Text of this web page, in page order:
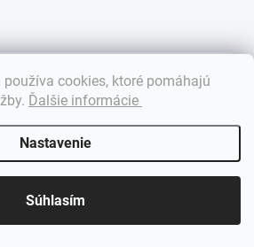
cookies, ktoré pomáhajú
. Ďalšie informácie
Nastavenie
Súhlasím
vám nájsť správny diel. Napíšte mi.